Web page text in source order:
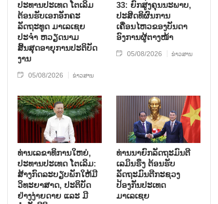
ປະທານປະເທດ ໂຕເລິມ
ຕ້ອນຮັບເອກອັກຄະ
ລັດຖະທູດ ມາເລເຊຍ
ປະຈຳ ຫວຽດນາມ
ສິ້ນສຸດອາຍຸການປະຕິບັດ
ງານ
05/08/2026 ຂ່າວສານ
33: ຍົກສູງຄຸນນະພາບ,
ປະສິດທິຜົນການ
ເຄື່ອນໄຫວຂອງບັນດາ
ອົງການຜູ້ຕາງໜ້າ
05/08/2026 ຂ່າວສານ
ທ່ານເລຂາທິການໃຫຍ່,
ປະທານປະເທດ ໂຕເລິມ:
ສ້າງກົດລະບຽບພັກໃຫ້ມີ
ວິທະຍາສາດ, ປະຕິບັດ
ຢ່າງງ່າຍດາຍ ແລະ ມີ
ທ່ານນາຍົກລັດຖະມົນຕີ
ເລມິນຮຶງ ຕ້ອນຮັບ
ລັດຖະມົນຕີກະຊວງ
ປ້ອງກັນປະເທດ
ມາເລເຊຍ